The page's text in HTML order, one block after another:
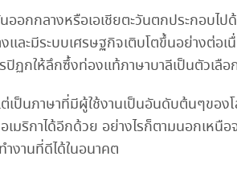
กกลางหรือเอเชียตะวันตกประกอบไป
และมีระบบเศรษฐกิจเติบโตขึ้นอย่างต่
ฏกให้ลึกซึ้งท่องแท้ภาษาบาลีเป็นตัวเลือ
ป็นภาษาที่มีผู้ใช้งานเป็นอันดับต้นๆของโ
เมริกาได้อีกด้วย อย่างไรก็ตามนอกเห
ำงานที่ดีได้ในอนาคต